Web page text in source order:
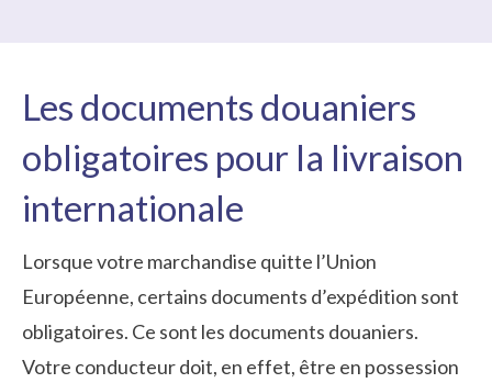
Les documents douaniers
obligatoires pour la livraison
internationale
Lorsque votre marchandise quitte l’Union
Européenne, certains documents d’expédition sont
obligatoires. Ce sont les documents douaniers.
Votre conducteur doit, en effet, être en possession